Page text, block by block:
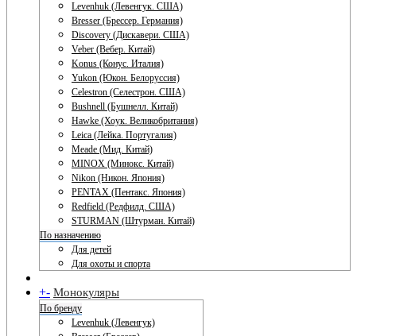
Levenhuk (Левенгук. США)
Bresser (Брессер. Германия)
Discovery (Дискавери. США)
Veber (Вебер. Китай)
Konus (Конус. Италия)
Yukon (Юкон. Белоруссия)
Celestron (Селестрон. США)
Bushnell (Бушнелл. Китай)
Hawke (Хоук. Великобритания)
Leica (Лейка. Португалия)
Meade (Мид. Китай)
MINOX (Минокс. Китай)
Nikon (Никон. Япония)
PENTAX (Пентакс. Япония)
Redfield (Редфилд. США)
STURMAN (Штурман. Китай)
По назначению
Для детей
Для охоты и спорта
+- Монокуляры
По бренду
Levenhuk (Левенгук)